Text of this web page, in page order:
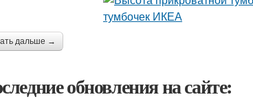
дальше →
обновления на сайте: